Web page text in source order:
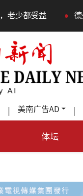
德州TeraFab芯片
| 美南广告AD |
体坛